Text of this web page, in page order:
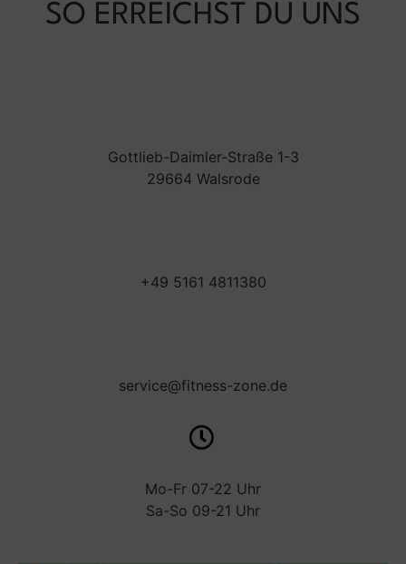
SO ERREICHST DU UNS
Gottlieb-Daimler-Straße 1-3
29664 Walsrode
+49 5161 4811380
service@fitness-zone.de
Mo-Fr 07-22 Uhr
Sa-So 09-21 Uhr